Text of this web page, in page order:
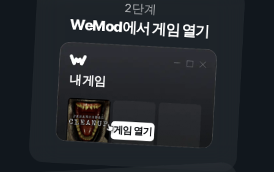
2단계
WeMod에서 게임 열기
내 게임
게임 열기